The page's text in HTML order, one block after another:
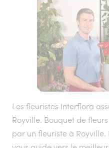
Les fleuristes Interflora
Royville. Bouquet de
par un fleuriste à